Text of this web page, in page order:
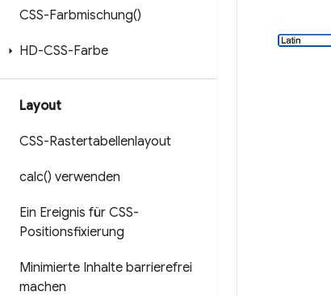
CSS-Farbmischung()
HD-CSS-Farbe
Layout
CSS-Rastertabellenlayout
calc() verwenden
Ein Ereignis für CSS-
Positionsfixierung
Minimierte Inhalte barrierefrei
machen